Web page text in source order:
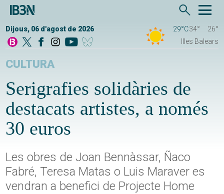
Dijous, 06 d'agost de 2026 29°C34°
26°
Illes Balears
CULTURA
Serigrafies solidàries de
destacats artistes, a només
30 euros
Les obres de Joan Bennàssar, Ñaco
Fabré, Teresa Matas o Luis Maraver es
vendran a benefici de Projecte Home